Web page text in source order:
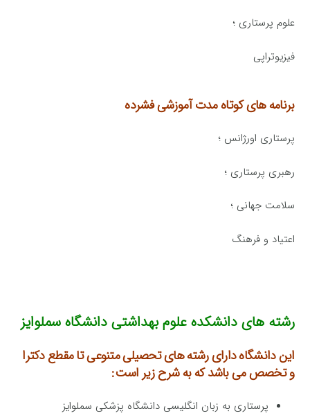
علوم پرستاری ؛
فیزیوتراپی
برنامه های کوتاه مدت آموزشی فشرده
پرستاری اورژانس ؛
رهبری پرستاری ؛
سلامت جهانی ؛
اعتیاد و فرهنگ
رشته های دانشکده علوم بهداشتی دانشگاه سملوایز
این دانشگاه دارای رشته های تحصیلی متنوعی تا مقطع دکترا
و تخصص می باشد که به شرح زیر است:
پرستاری به زبان انگلیسی دانشگاه پزشکی سملوایز